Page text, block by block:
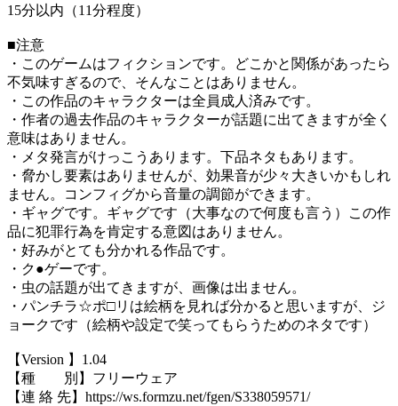
15分以内（11分程度）
■注意
・このゲームはフィクションです。どこかと関係があったら
不気味すぎるので、そんなことはありません。
・この作品のキャラクターは全員成人済みです。
・作者の過去作品のキャラクターが話題に出てきますが全く
意味はありません。
・メタ発言がけっこうあります。下品ネタもあります。
・脅かし要素はありませんが、効果音が少々大きいかもしれ
ません。コンフィグから音量の調節ができます。
・ギャグです。ギャグです（大事なので何度も言う）この作
品に犯罪行為を肯定する意図はありません。
・好みがとても分かれる作品です。
・ク●ゲーです。
・虫の話題が出てきますが、画像は出ません。
・パンチラ☆ポ□リは絵柄を見れば分かると思いますが、ジ
ョークです（絵柄や設定で笑ってもらうためのネタです）
【Version 】1.04
【種 別】フリーウェア
【連 絡 先】https://ws.formzu.net/fgen/S338059571/